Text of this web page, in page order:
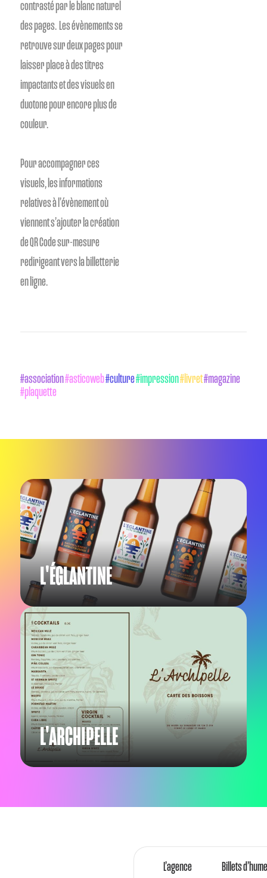
L’agence Billets
contrasté par le blanc naturel
des pages. Les évènements se
retrouve sur deux pages pour
laisser place à des titres
impactants et des visuels en
duotone pour encore plus de
couleur.
Pour accompagner ces
visuels, les informations
relatives à l’évènement où
viennent s’ajouter la création
de QR Code sur-mesure
redirigeant vers la billetterie
en ligne.
#association#asticoweb#culture#impression#livret#magazine
#plaquette
L'ÉGLANTINE
L'ARCHIPELLE